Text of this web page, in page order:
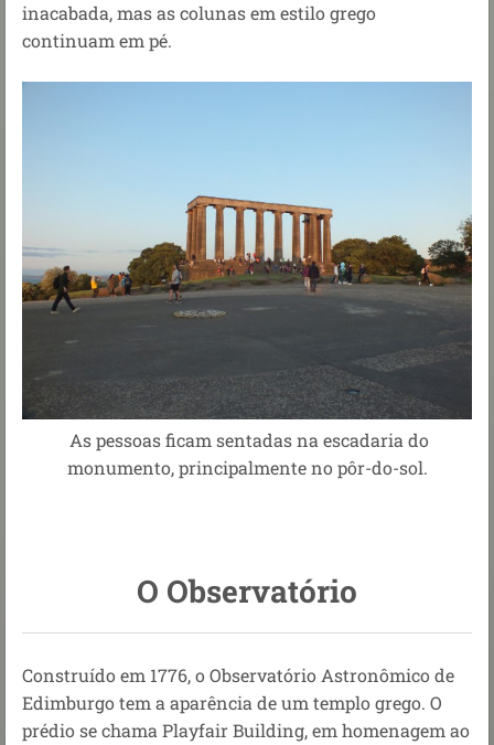
inacabada, mas as colunas em estilo grego
continuam em pé.
As pessoas ficam sentadas na escadaria do
monumento, principalmente no pôr-do-sol.
O Observatório
Construído em 1776, o Observatório Astronômico de
Edimburgo tem a aparência de um templo grego. O
prédio se chama Playfair Building, em homenagem ao